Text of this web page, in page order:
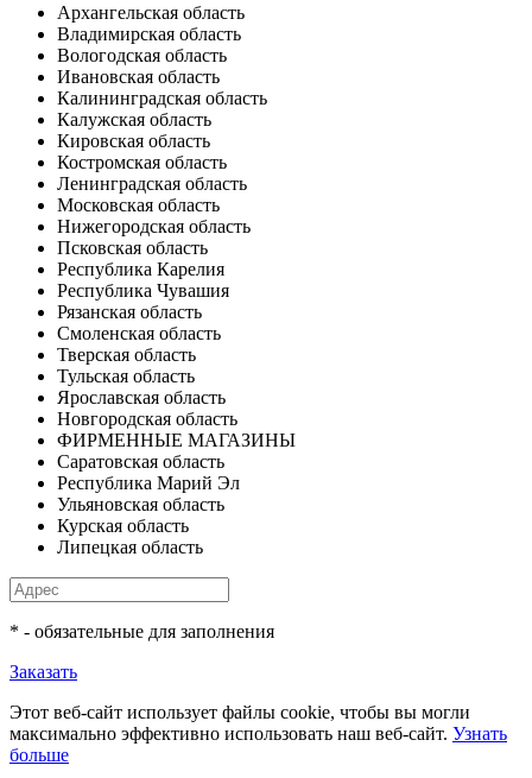
Архангельская область
Владимирская область
Вологодская область
Ивановская область
Калининградская область
Калужская область
Кировская область
Костромская область
Ленинградская область
Московская область
Нижегородская область
Псковская область
Республика Карелия
Республика Чувашия
Рязанская область
Смоленская область
Тверская область
Тульская область
Ярославская область
Новгородская область
ФИРМЕННЫЕ МАГАЗИНЫ
Саратовская область
Республика Марий Эл
Ульяновская область
Курская область
Липецкая область
* - обязательные для заполнения
Заказать
Этот веб-сайт использует файлы cookie, чтобы вы могли
максимально эффективно использовать наш веб-сайт. Узнать
больше